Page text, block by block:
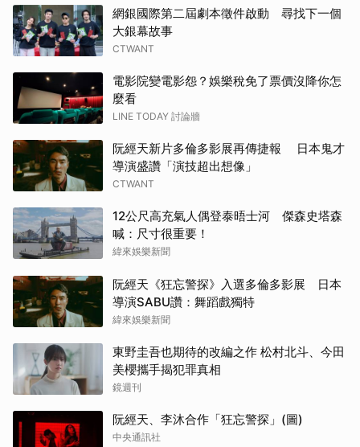
網銀國際第二屆劇本徵件啟動 尋找下一個
大銀幕故事
CTWANT
電影院變電影怨？娛樂稅免了票價沒降你怎
麼看
LINE TODAY 討論牆
阮經天新片多倫多影展再傳捷報 日本鬼才
導演盛讚「演技超出想像」
CTWANT
12公尺高充氣人偶登泰晤士河 傑森史塔森
喊：尺寸很重要！
緯來娛樂新聞
阮經天《狂忘警探》入選多倫多影展 日本
導演SABU讚：舞蹈戲獨特
緯來娛樂新聞
東野圭吾也期待的改編之作 松村北斗、今田
美櫻攜手揭犯罪真相
鏡週刊
阮經天、李沐合作「狂忘警探」(圖)
中央通訊社